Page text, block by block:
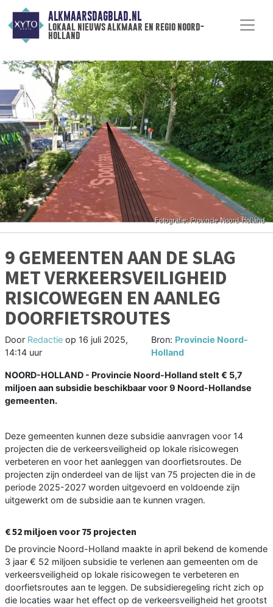
ALKMAARSDAGBLAD.NL
lokaal nieuws alkmaar en regio noord-
holland
9 GEMEENTEN AAN DE SLAG
MET VERKEERSVEILIGHEID
RISICOWEGEN EN AANLEG
DOORFIETSROUTES
Door Redactie op 16 juli 2025,
14:14 uur
Bron: Provincie Noord-
Holland
NOORD-HOLLAND - Provincie Noord-Holland stelt € 5,7
miljoen aan subsidie beschikbaar voor 9 Noord-Hollandse
gemeenten.
Deze gemeenten kunnen deze subsidie aanvragen voor 14
projecten die de verkeersveiligheid op lokale risicowegen
verbeteren en voor het aanleggen van doorfietsroutes. De
projecten zijn onderdeel van de lijst van 75 projecten die in de
periode 2025-2027 worden uitgevoerd en voldoende zijn
uitgewerkt om de subsidie aan te kunnen vragen.
€ 52 miljoen voor 75 projecten
De provincie Noord-Holland maakte in april bekend de komende
3 jaar € 52 miljoen subsidie te verlenen aan gemeenten om de
verkeersveiligheid op lokale risicowegen te verbeteren en
doorfietsroutes aan te leggen. De subsidieregeling richt zich op
die locaties waar het effect op de verkeersveiligheid het grootst